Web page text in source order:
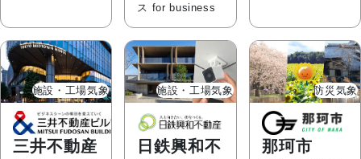
ス for business
施設・工場気象
三井不動産
施設・工場気象
日鉄興和不
防災気象
那珂市